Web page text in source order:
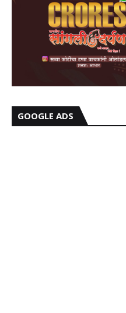
GOOGLE ADS